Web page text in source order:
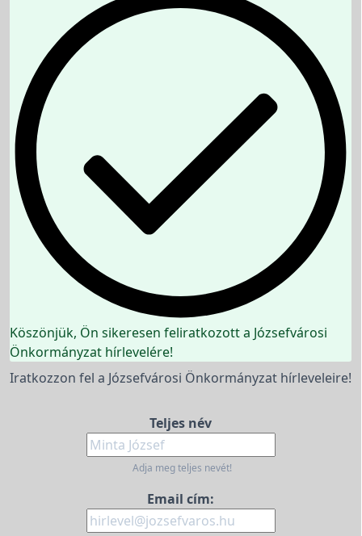
Köszönjük, Ön sikeresen feliratkozott a Józsefvárosi
Önkormányzat hírlevelére!
Iratkozzon fel a Józsefvárosi Önkormányzat hírleveleire!
Teljes név
Adja meg teljes nevét!
Email cím: